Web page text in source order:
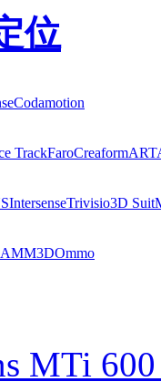
位
Codamotion
TrackFaroCreaformART
IntersenseTrivisio3D Suit
AMM3DOmmo
MTi